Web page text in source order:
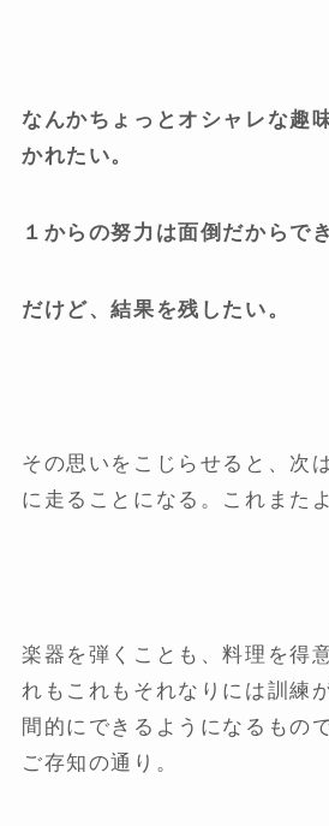
なんかちょっとオシャレな趣
かれたい。
１からの努力は面倒だからで
だけど、結果を残したい。
その思いをこじらせると、次
に走ることになる。これまた
楽器を弾くことも、料理を得
れもこれもそれなりには訓練
間的にできるようになるもの
ご存知の通り。